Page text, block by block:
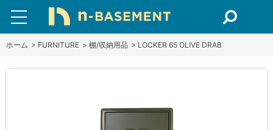
ホーム > FURNITURE > 棚/収納用品 > LOCKER 65 OLIVE DRAB